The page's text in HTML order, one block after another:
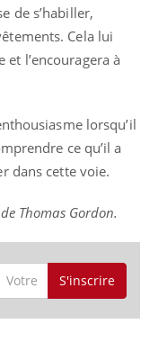
de s’habiller,
Cela lui
l’encouragera à
lorsqu’il
ce qu’il a
dans cette voie.
Thomas Gordon.
S'inscrire